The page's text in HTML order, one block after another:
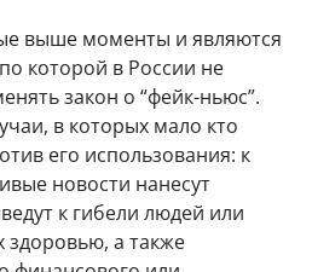
выше моменты и являются
которой в России не
закон о “фейк-ньюс”.
в которых мало кто
его использования: к
новости нанесут
к гибели людей или
а также